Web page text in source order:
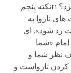
تعطیل کند و انبوه منابع و اسناد را به دریا بریزد؟ nنکته پنجم.
ناروا به
رد شود». ای
«شما
نظر شما و
کردن نارواست و